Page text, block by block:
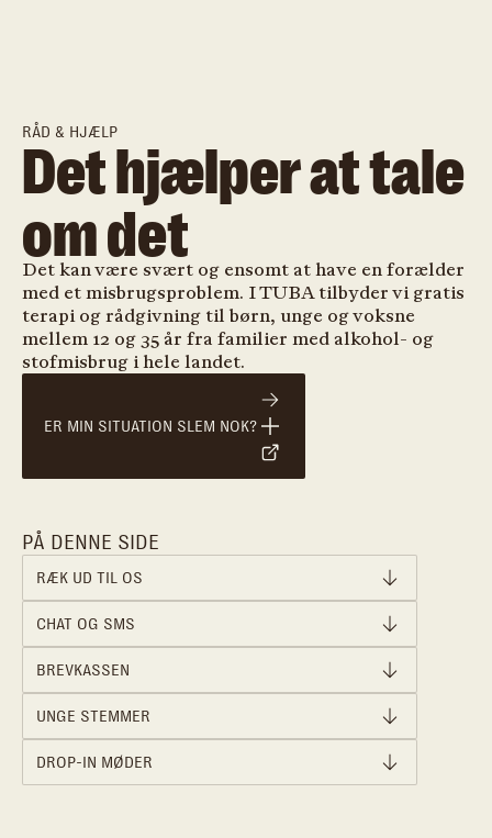
RÅD & HJÆLP
Det hjælper at tale
om det
Det kan være svært og ensomt at have en forælder
med et misbrugsproblem. I TUBA tilbyder vi gratis
terapi og rådgivning til børn, unge og voksne
mellem 12 og 35 år fra familier med alkohol- og
stofmisbrug i hele landet.
ER MIN SITUATION SLEM NOK?
PÅ DENNE SIDE
RÆK UD TIL OS
CHAT OG SMS
BREVKASSEN
UNGE STEMMER
DROP-IN MØDER